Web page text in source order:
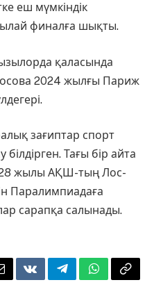
еш мүмкіндік
финалға шықты.
қаласында
2024 жылғы Париж
зағиптар спорт
Тағы бір айта
жылы АҚШ-тың Лос-
Паралимпиадаға
сарапқа салынады.
VKontakteTelegramWhatsApp
Copy